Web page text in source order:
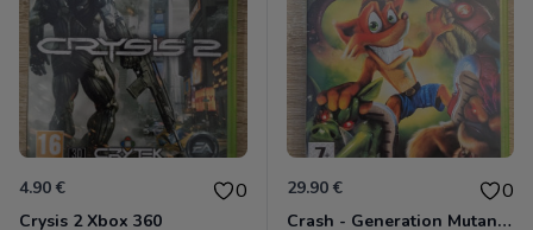
4.90 € 0
Crysis 2 Xbox 360
29.90 € 0
Crash - Generation Mutant Xbox 360